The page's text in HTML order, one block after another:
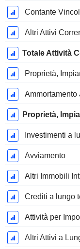
Contante
Altri Attivi
Totale Attività
Proprietà,
Ammortamento
Proprietà,
Investimenti a
Avviamento
Altri Immobili
Crediti a lungo
Attività per
Altri Attivi a